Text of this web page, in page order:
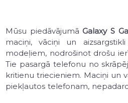
Mūsu piedāvājumā Galaxy S
maciņi, vāciņi un
modeļiem, nodrošinot drošu
Tie pasargā telefonu no
kritienu triecieniem. Maciņi un
piekļautos telefonam,